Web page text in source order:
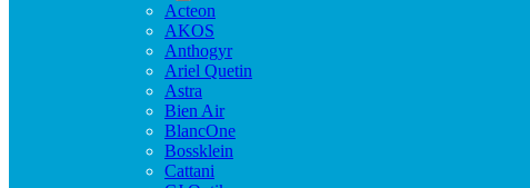
Acteon
AKOS
Anthogyr
Ariel Quetin
Astra
Bien Air
BlancOne
Bossklein
Cattani